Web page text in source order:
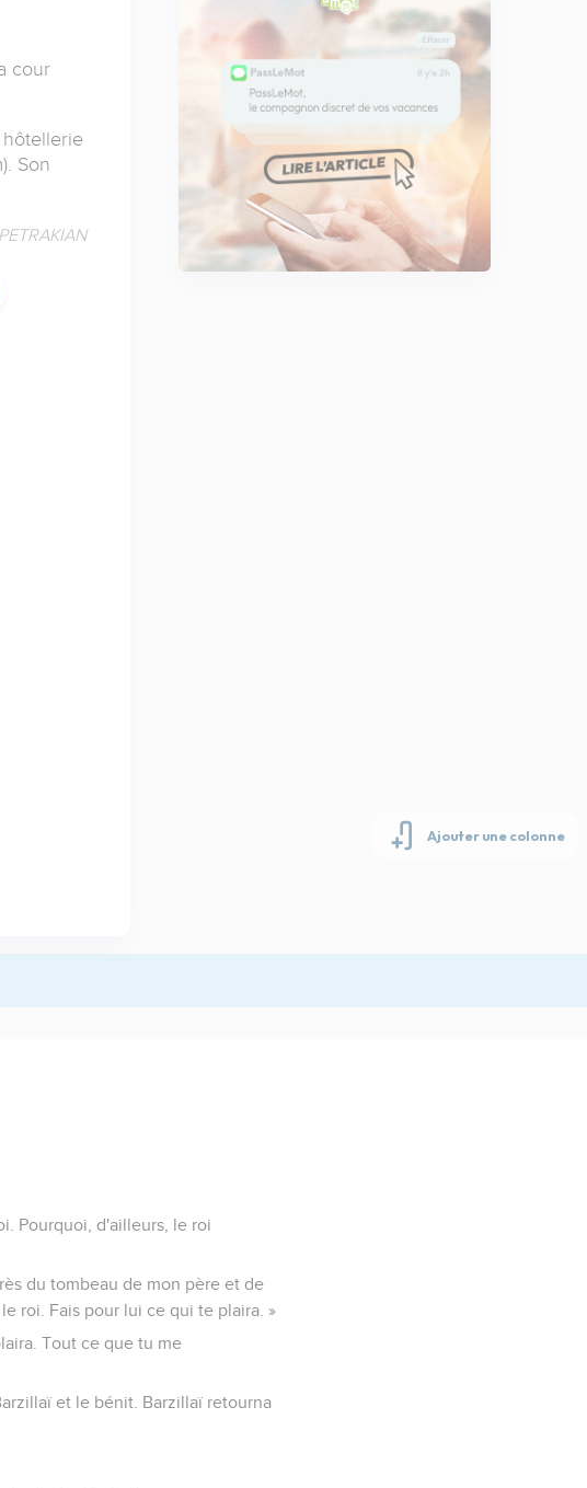
cour
hôtellerie
Son
Pourquoi, d'ailleurs, le roi
du tombeau de mon père et de
roi. Fais pour lui ce qui te plaira. »
Tout ce que tu me
et le bénit. Barzillaï retourna